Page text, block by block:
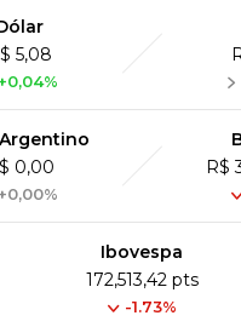
5,08
0,00
R$
Ibovespa
172,513,42 pts
-1.73%